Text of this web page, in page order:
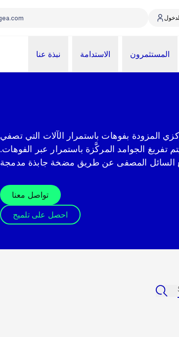
نبذة عنا الاستدامة المستثمرون
المزودة بفوهات باستمرار الآلات التي تصفي
تفريغ الجوامد المركَّزة باستمرار عبر الفوهات.
تواصل معنا
احصل على تلميح